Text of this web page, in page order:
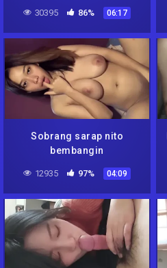
30395 86% 06:17
Sobrang sarap nito
bembangin
12935 97% 04:09